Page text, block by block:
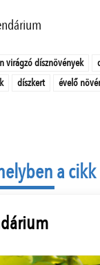
virágzó dísznövények
díszkert évelő
a